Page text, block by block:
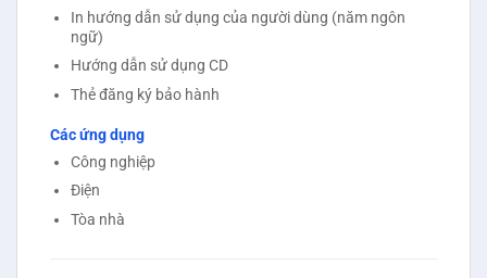
In hướng dẫn sử dụng của người dùng (năm ngôn
ngữ)
Hướng dẫn sử dụng CD
Thẻ đăng ký bảo hành
Các ứng dụng
Công nghiệp
Điện
Tòa nhà